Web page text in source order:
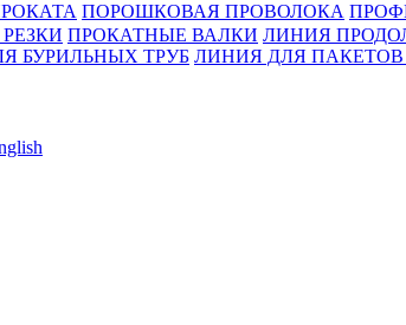
ПОРОШКОВАЯ ПРОВОЛОКА
ПРОКАТНЫЕ ВАЛКИ ЛИНИЯ
БУРИЛЬНЫХ ТРУБ ЛИНИЯ ДЛЯ ПАКЕТОВ